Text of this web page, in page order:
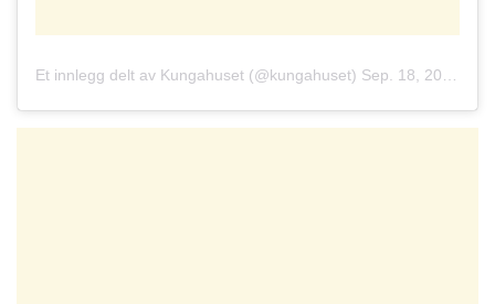
Et innlegg delt av Kungahuset (@kungahuset) Sep. 18, 2018 kl. 8:57 PDT